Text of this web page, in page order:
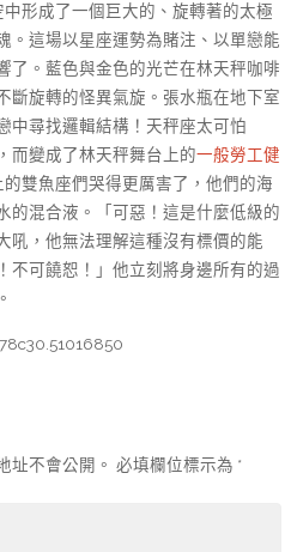
形成了一個巨大的、旋轉著的太極
。這場以星座運勢為賭注、以單戀能
了。藍色與金色的光芒在林天秤咖啡
斷旋轉的怪異氣旋。張水瓶在地下室
中尋找邏輯結構！天秤座太可怕
而變成了林天秤舞台上的一般勞工健
雙魚座們哭得更厲害了，他們的海
的混合液。「可惡！這是什麼低級的
吼，他無法理解這種沒有標價的能
不可饒恕！」他立刻將身邊所有的過
址不會公開。 必填欄位標示為 *